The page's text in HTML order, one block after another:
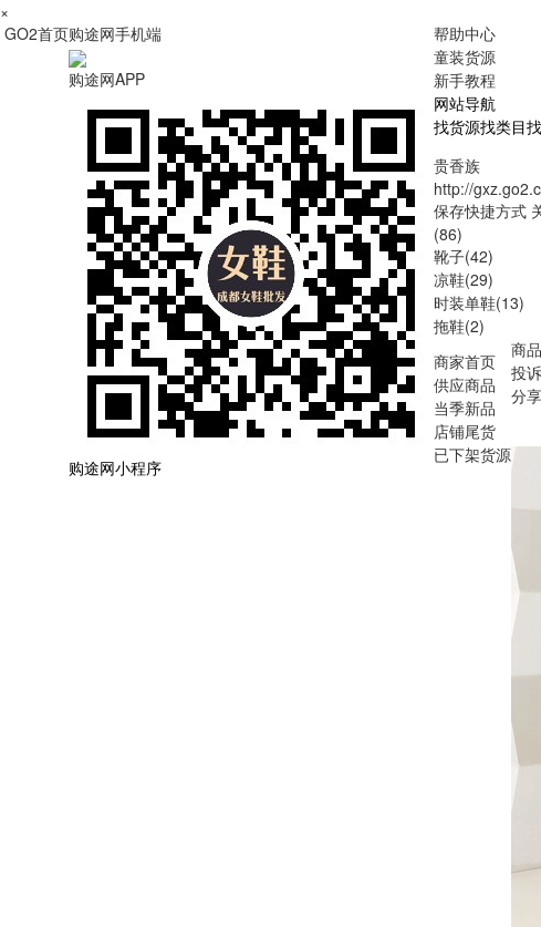
×
GO2首页购途网手机端
购途网APP
购途网小程序
帮助中心
童装货源
新手教程
网站导航
找货源找类目
贵香族
http://
保存快捷方式
商家首页
供应商品
当季新品
店铺尾货
已下架货源
(86)
靴子(42)
凉鞋(29)
时装单鞋(13)
拖鞋(2)
商
投
分享